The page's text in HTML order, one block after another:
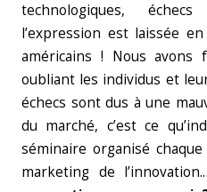
technologiques,
l’expression est laissée
américains ! Nous
oubliant les individus et
échecs sont dus à une
du marché, c’est ce
séminaire organisé
marketing de